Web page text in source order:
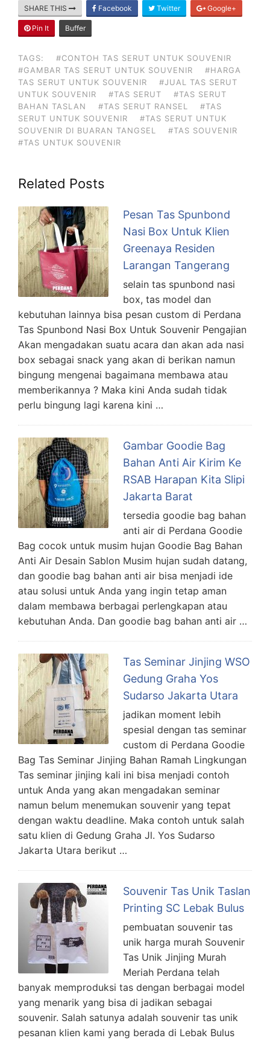
SHARE THIS Facebook Twitter Google+
Pin It Buffer
TAGS:
#CONTOH TAS SERUT UNTUK SOUVENIR
#GAMBAR TAS SERUT UNTUK SOUVENIR
#HARGA
TAS SERUT UNTUK SOUVENIR
#JUAL TAS SERUT
UNTUK SOUVENIR
#TAS SERUT
#TAS SERUT
BAHAN TASLAN
#TAS SERUT RANSEL
#TAS
SERUT UNTUK SOUVENIR
#TAS SERUT UNTUK
SOUVENIR DI BUARAN TANGSEL
#TAS SOUVENIR
#TAS UNTUK SOUVENIR
Related Posts
Pesan Tas Spunbond
Nasi Box Untuk Klien
Greenaya Residen
Larangan Tangerang
selain tas spunbond nasi
box, tas model dan
kebutuhan lainnya bisa pesan custom di Perdana
Tas Spunbond Nasi Box Untuk Souvenir Pengajian
Akan mengadakan suatu acara dan akan ada nasi
box sebagai snack yang akan di berikan namun
bingung mengenai bagaimana membawa atau
memberikannya ? Maka kini Anda sudah tidak
perlu bingung lagi karena kini …
Gambar Goodie Bag
Bahan Anti Air Kirim Ke
RSAB Harapan Kita Slipi
Jakarta Barat
tersedia goodie bag bahan
anti air di Perdana Goodie
Bag cocok untuk musim hujan Goodie Bag Bahan
Anti Air Desain Sablon Musim hujan sudah datang,
dan goodie bag bahan anti air bisa menjadi ide
atau solusi untuk Anda yang ingin tetap aman
dalam membawa berbagai perlengkapan atau
kebutuhan Anda. Dan goodie bag bahan anti air …
Tas Seminar Jinjing WSO
Gedung Graha Yos
Sudarso Jakarta Utara
jadikan moment lebih
spesial dengan tas seminar
custom di Perdana Goodie
Bag Tas Seminar Jinjing Bahan Ramah Lingkungan
Tas seminar jinjing kali ini bisa menjadi contoh
untuk Anda yang akan mengadakan seminar
namun belum menemukan souvenir yang tepat
dengan waktu deadline. Maka contoh untuk salah
satu klien di Gedung Graha Jl. Yos Sudarso
Jakarta Utara berikut …
Souvenir Tas Unik Taslan
Printing SC Lebak Bulus
pembuatan souvenir tas
unik harga murah Souvenir
Tas Unik Jinjing Murah
Meriah Perdana telah
banyak memproduksi tas dengan berbagai model
yang menarik yang bisa di jadikan sebagai
souvenir. Salah satunya adalah souvenir tas unik
pesanan klien kami yang berada di Lebak Bulus